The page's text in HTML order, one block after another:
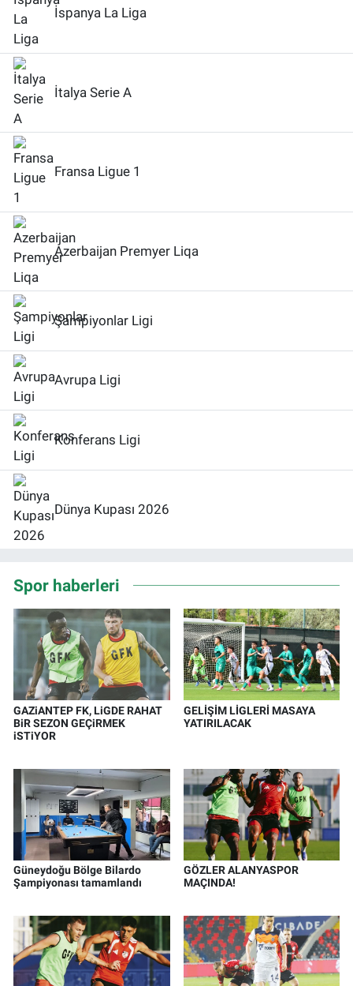
İspanya La Liga
İtalya Serie A
Fransa Ligue 1
Azerbaijan Premyer Liqa
Şampiyonlar Ligi
Avrupa Ligi
Konferans Ligi
Dünya Kupası 2026
Spor haberleri
GAZiANTEP FK, LiGDE RAHAT
BiR SEZON GEÇiRMEK
iSTiYOR
GELİŞİM LİGLERİ MASAYA
YATIRILACAK
Güneydoğu Bölge Bilardo
Şampiyonası tamamlandı
GÖZLER ALANYASPOR
MAÇINDA!